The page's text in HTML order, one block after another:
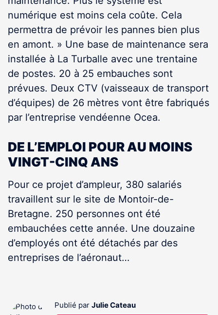
numérique est moins cela coûte. Cela
permettra de prévoir les pannes bien plus
en amont. » Une base de maintenance sera
installée à La Turballe avec une trentaine
de postes. 20 à 25 embauches sont
prévues. Deux CTV (vaisseaux de transport
d’équipes) de 26 mètres vont être fabriqués
par l’entreprise vendéenne Ocea.
DE L’EMPLOI POUR AU MOINS
VINGT-CINQ ANS
Pour ce projet d’ampleur, 380 salariés
travaillent sur le site de Montoir-de-
Bretagne. 250 personnes ont été
embauchées cette année. Une douzaine
d’employés ont été détachés par des
entreprises de l’aéronaut…
Publié par Julie Cateau